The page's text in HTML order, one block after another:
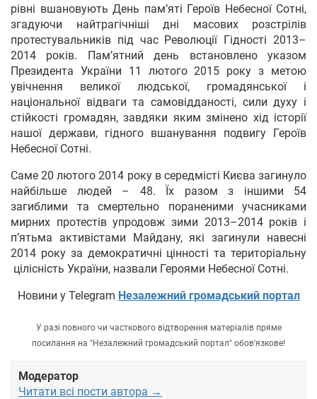
рівні вшановують День пам’яті Героїв Небесної Сотні,
згадуючи найтрагічніші дні масових розстрілів
протестувальників під час Революції Гідності 2013–
2014 років. Пам’ятний день встановлено указом
Президента України 11 лютого 2015 року з метою
увічнення великої людської, громадянської і
національної відваги та самовідданості, сили духу і
стійкості громадян, завдяки яким змінено хід історії
нашої держави, гідного вшанування подвигу Героїв
Небесної Сотні.
Саме 20 лютого 2014 року в середмісті Києва загинуло
найбільше людей – 48. Їх разом з іншими 54
загиблими та смертельно пораненими учасниками
мирних протестів упродовж зими 2013–2014 років і
п’ятьма активістами Майдану, які загинули навесні
2014 року за демократичні цінності та територіальну
цілісність України, назвали Героями Небесної Сотні.
Новини у Telegram Незалежний громадський портал
У разі повного чи часткового відтворення матеріалів пряме
посилання на "Незалежний громадський портал" обов'язкове!
Модератор
Читати всі пости автора →